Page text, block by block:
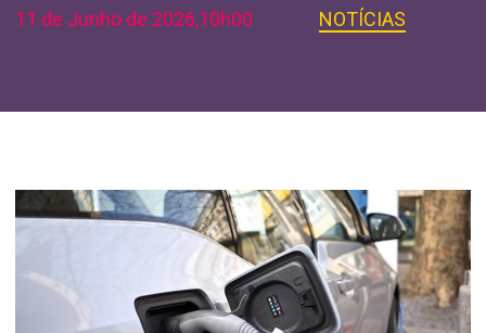
11 de Junho de 2026,10h00 NOTÍCIAS